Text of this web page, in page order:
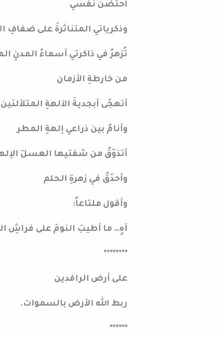
أحتضنُ نفسي
وذكرياتي المتناثرةَ على ضفافِ
تُزهرُ في ذاكرتي أسماءُ المدنِ
من خارطةِ الأزمان
أتهجّى أبجديةَ الآلهةِ
وأنامُ بين ذراعي إلهةِ المطر
أتذوّقُ من شفتيها العسلَ
وأحدّقُ في زهرةِ الحلم
وأقول ملتاعاً:
آهٍ… ما أطيبَ النومَ على فراشِ
********
على أرض الرافدين
ربط الله الأرض بالسموات.
******